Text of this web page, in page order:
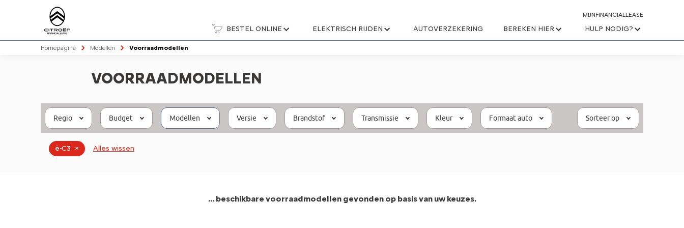
MIJNFINANCIALLEASE
BESTEL ONLINE ELEKTRISCH RIJDEN AUTOVERZEKERING BEREKEN HIER HULP NODIG?
Homepagina Modellen Voorraadmodellen
VOORRAADMODELLEN
Regio Budget Modellen Versie Brandstof Transmissie Kleur Formaat auto Sorteer op
ë-C3 × Alles wissen
... beschikbare voorraadmodellen gevonden op basis van uw keuzes.